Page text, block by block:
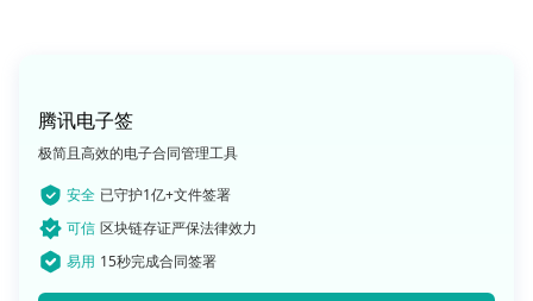
腾讯电子签
极简且高效的电子合同管理工具
安全 已守护1亿+文件签署
可信 区块链存证严保法律效力
易用 15秒完成合同签署